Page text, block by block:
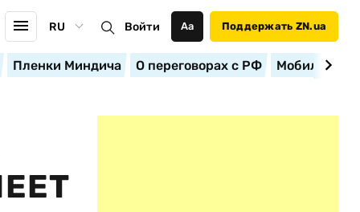
RU Войти Аа Поддержать ZN.ua
Пленки Миндича О переговорах с РФ